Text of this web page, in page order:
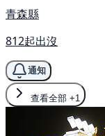
青森縣
812起出沒
通知
查看全部 +1